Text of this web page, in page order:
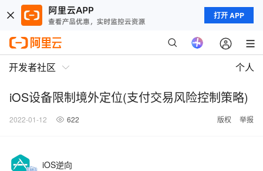
打开 APP
开发者社区 个人
iOS设备限制境外定位(支付交易风险控制策略)
2022-01-12 622 版权 举报
iOS逆向